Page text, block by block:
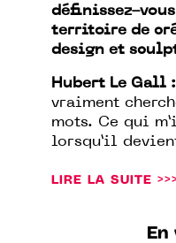
définissez-
territoire de
design et
Hubert Le Gall :
vraiment
mots. Ce qui
lorsqu’il
LIRE LA SUITE